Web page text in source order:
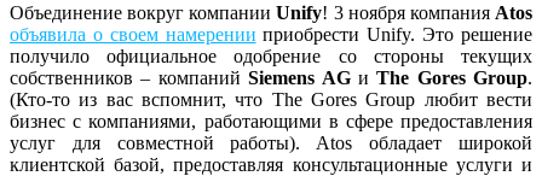
Объединение вокруг компанииUnify! 3 ноября компания Atos
объявила о своем намерении приобрести Unify. Это решение
получило официальное одобрение со стороны текущих
собственников – компанийSiemens AGиThe Gores Group.
(Кто-то из вас вспомнит, что The Gores Group любит вести
бизнес с компаниями, работающими в сфере предоставления
услуг для совместной работы). Atos обладает широкой
клиентской базой, предоставляя консультационные услуги и